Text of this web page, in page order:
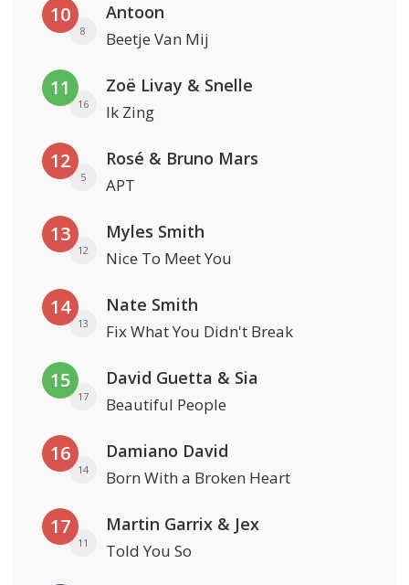
10
8
Antoon
Beetje Van Mij
11
16
Zoë Livay & Snelle
Ik Zing
12
5
Rosé & Bruno Mars
APT
13
12
Myles Smith
Nice To Meet You
14
13
Nate Smith
Fix What You Didn't Break
15
17
David Guetta & Sia
Beautiful People
16
14
Damiano David
Born With a Broken Heart
17
11
Martin Garrix & Jex
Told You So